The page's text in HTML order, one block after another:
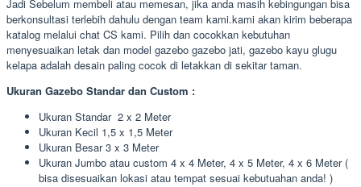
Jadi Sebelum membeli atau memesan, jika anda masih kebingungan bisa
berkonsultasi terlebih dahulu dengan team kami.kami akan kirim beberapa
katalog melalui chat CS kami. Pilih dan cocokkan kebutuhan
menyesuaikan letak dan model gazebo gazebo jati, gazebo kayu glugu
kelapa adalah desain paling cocok di letakkan di sekitar taman.
Ukuran Gazebo Standar dan Custom :
Ukuran Standar 2 x 2 Meter
Ukuran Kecil 1,5 x 1,5 Meter
Ukuran Besar 3 x 3 Meter
Ukuran Jumbo atau custom 4 x 4 Meter, 4 x 5 Meter, 4 x 6 Meter (
bisa disesuaikan lokasi atau tempat sesuai kebutuahan anda! )